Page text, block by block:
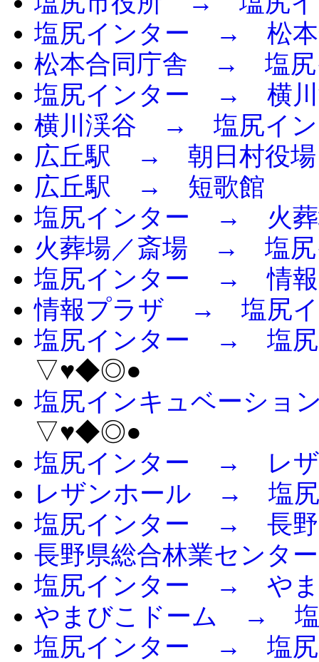
塩尻インター → 松本
松本合同庁舎 → 塩尻
塩尻インター → 横川
横川渓谷 → 塩尻イン
広丘駅 → 朝日村役場
広丘駅 → 短歌館
塩尻インター → 火葬
火葬場／斎場 → 塩尻
塩尻インター → 情報
情報プラザ → 塩尻イ
塩尻インター → 塩尻
▽♥◆◎●
塩尻インキュベーシ
▽♥◆◎●
塩尻インター → レザ
レザンホール → 塩尻
塩尻インター → 長野
長野県総合林業セン
塩尻インター → やま
やまびこドーム → 塩
塩尻インター → 塩尻